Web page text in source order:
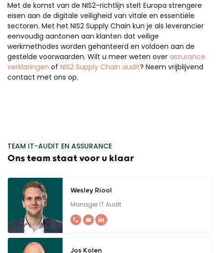
Met de komst van de NIS2-richtlijn stelt Europa strengere
eisen aan de digitale veiligheid van vitale en essentiële
sectoren. Met het NIS2 Supply Chain kun je als leverancier
eenvoudig aantonen aan klanten dat veilige
werkmethodes worden gehanteerd en voldoen aan de
gestelde voorwaarden. Wilt u meer weten over assurance
verklaringen of NIS2 Supply Chain audit? Neem vrijblijvend
contact met ons op.
TEAM IT-AUDIT EN ASSURANCE
Ons team staat voor u klaar
Wesley Riool
Manager IT Audit
Jos Kolen